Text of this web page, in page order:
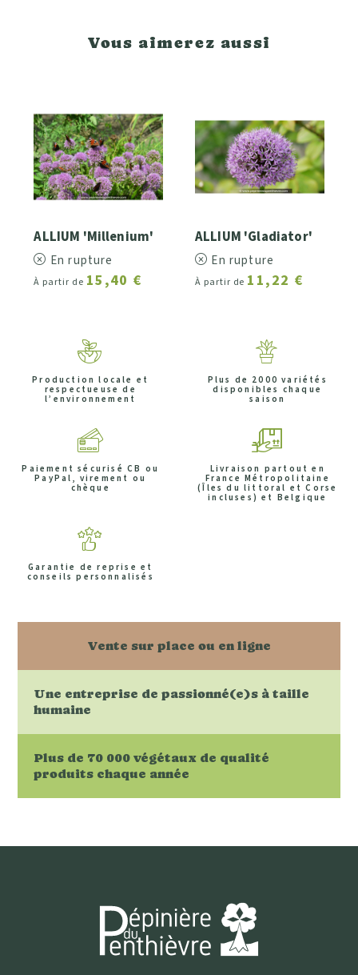
Vous aimerez aussi
ALLIUM 'Millenium'
En rupture
À partir de 15,40 €
ALLIUM 'Gladiator'
En rupture
À partir de 11,22 €
Production locale et
respectueuse de
l’environnement
Plus de 2000 variétés
disponibles chaque
saison
Paiement sécurisé CB ou
PayPal, virement ou
chèque
Livraison partout en
France Métropolitaine
(Îles du littoral et Corse
incluses) et Belgique
Garantie de reprise et
conseils personnalisés
Vente sur place ou en ligne
Une entreprise de passionné(e)s à taille
humaine
Plus de 70 000 végétaux de qualité
produits chaque année